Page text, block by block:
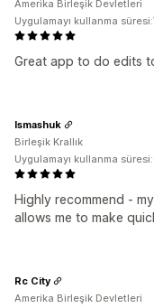
Great app to do edits
Amerika Birleşik Devletleri
Uygulamayı kullanma
Highly recommend -
allows me to make
Ismashuk
Birleşik Krallık
Uygulamayı kullanma
Rc City
Amerika Birleşik Devletleri